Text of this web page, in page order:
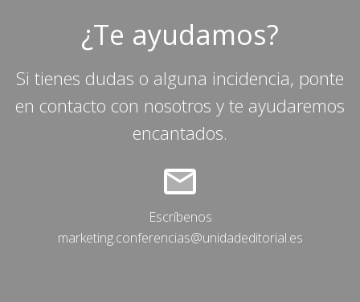
¿Te ayudamos?
Si tienes dudas o alguna incidencia, ponte
en contacto con nosotros y te ayudaremos
encantados.
Escríbenos
marketing.conferencias@unidadeditorial.es